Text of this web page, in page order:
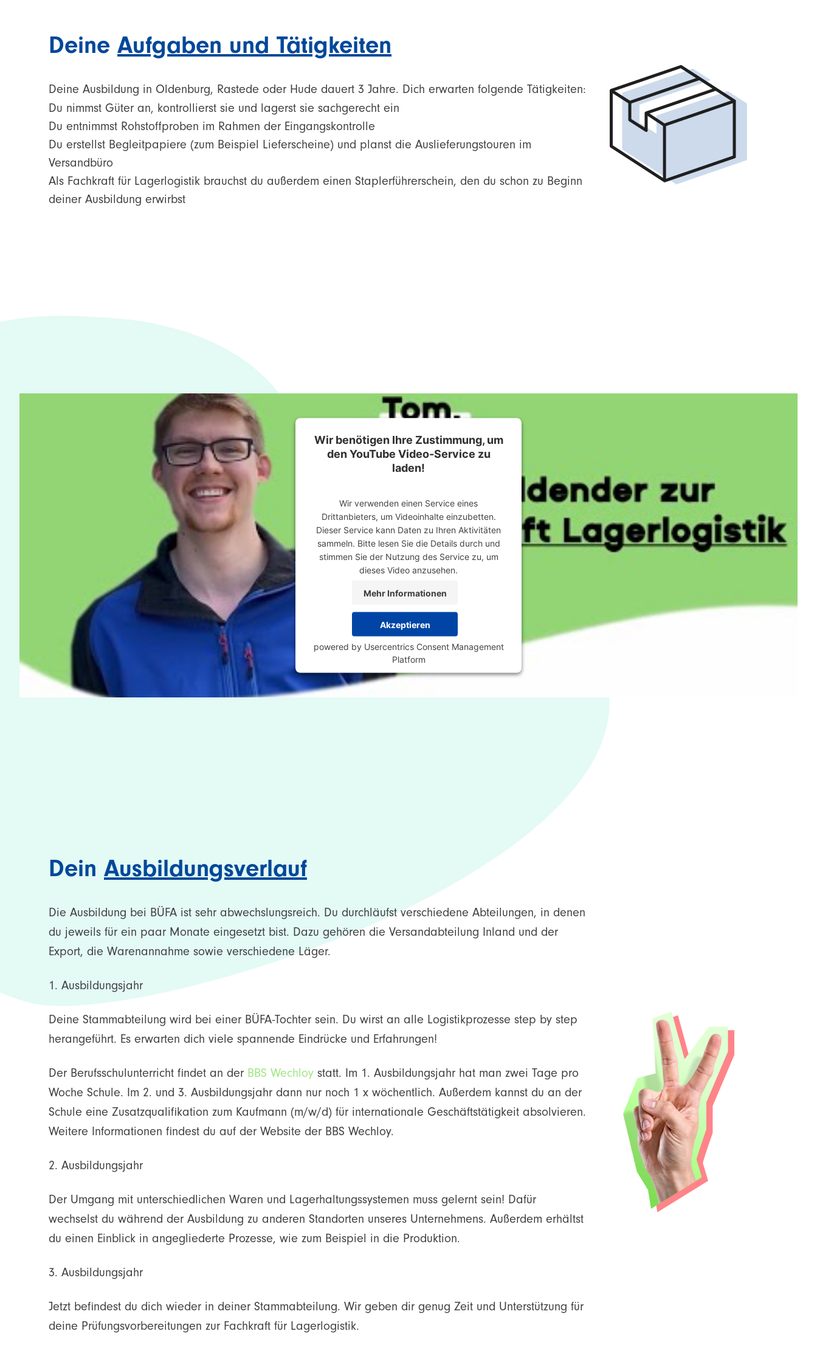
Deine Aufgaben und Tätigkeiten
Deine Ausbildung in Oldenburg, Rastede oder Hude dauert 3 Jahre. Dich erwarten folgende Tätigkeiten:
Du nimmst Güter an, kontrollierst sie und lagerst sie sachgerecht ein
Du entnimmst Rohstoffproben im Rahmen der Eingangskontrolle
Du erstellst Begleitpapiere (zum Beispiel Lieferscheine) und planst die Auslieferungstouren im
Versandbüro
Als Fachkraft für Lagerlogistik brauchst du außerdem einen Staplerführerschein, den du schon zu Beginn
deiner Ausbildung erwirbst
Wir benötigen Ihre Zustimmung, um
den YouTube Video-Service zu
laden!
Wir verwenden einen Service eines
Drittanbieters, um Videoinhalte einzubetten.
Dieser Service kann Daten zu Ihren Aktivitäten
sammeln. Bitte lesen Sie die Details durch und
stimmen Sie der Nutzung des Service zu, um
dieses Video anzusehen.
Mehr Informationen
Akzeptieren
powered by Usercentrics Consent Management
Platform
Dein Ausbildungsverlauf
Die Ausbildung bei BÜFA ist sehr abwechslungsreich. Du durchläufst verschiedene Abteilungen, in denen
du jeweils für ein paar Monate eingesetzt bist. Dazu gehören die Versandabteilung Inland und der
Export, die Warenannahme sowie verschiedene Läger.
1. Ausbildungsjahr
Deine Stammabteilung wird bei einer BÜFA-Tochter sein. Du wirst an alle Logistikprozesse step by step
herangeführt. Es erwarten dich viele spannende Eindrücke und Erfahrungen!
Der Berufsschulunterricht findet an der BBS Wechloy statt. Im 1. Ausbildungsjahr hat man zwei Tage pro
Woche Schule. Im 2. und 3. Ausbildungsjahr dann nur noch 1 x wöchentlich. Außerdem kannst du an der
Schule eine Zusatzqualifikation zum Kaufmann (m/w/d) für internationale Geschäftstätigkeit absolvieren.
Weitere Informationen findest du auf der Website der BBS Wechloy.
2. Ausbildungsjahr
Der Umgang mit unterschiedlichen Waren und Lagerhaltungssystemen muss gelernt sein! Dafür
wechselst du während der Ausbildung zu anderen Standorten unseres Unternehmens. Außerdem erhältst
du einen Einblick in angegliederte Prozesse, wie zum Beispiel in die Produktion.
3. Ausbildungsjahr
Jetzt befindest du dich wieder in deiner Stammabteilung. Wir geben dir genug Zeit und Unterstützung für
deine Prüfungsvorbereitungen zur Fachkraft für Lagerlogistik.